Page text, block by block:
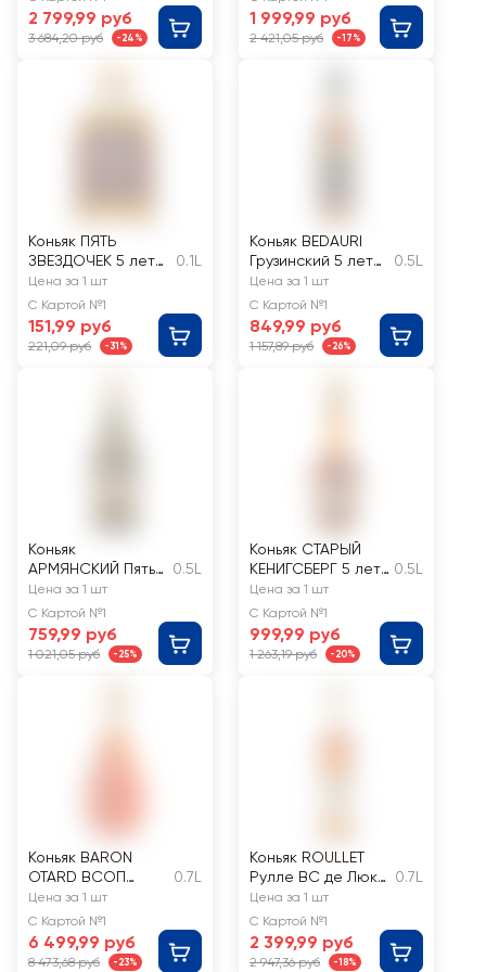
2 799,99 руб
3 684,20 руб -24%
лет 40%, п/у
1 999,99 руб
2 421,05 руб -17%
Коньяк ПЯТЬ
ЗВЕЗДОЧЕК 5 лет
40%
0.1L
Цена за 1 шт
С Картой №1
151,99 руб
221,09 руб -31%
Коньяк BEDAURI
Грузинский 5 лет
ординарный 40%
0.5L
Цена за 1 шт
С Картой №1
849,99 руб
1 157,89 руб -26%
Коньяк
АРМЯНСКИЙ Пять
звезд ординарный
5 лет 40%
0.5L
Цена за 1 шт
С Картой №1
759,99 руб
1 021,05 руб -25%
Коньяк СТАРЫЙ
КЕНИГСБЕРГ 5 лет
40%
0.5L
Цена за 1 шт
С Картой №1
999,99 руб
1 263,19 руб -20%
Коньяк BARON
OTARD ВСОП
ординарный 4
года 40%
0.7L
Цена за 1 шт
С Картой №1
6 499,99 руб
8 473,68 руб -23%
Коньяк ROULLET
Рулле ВС де Люкс
ординарный 3
года 40%
0.7L
Цена за 1 шт
С Картой №1
2 399,99 руб
2 947,36 руб -18%